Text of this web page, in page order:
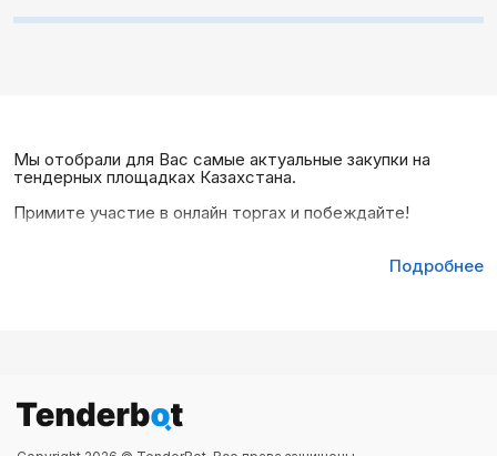
Мы отобрали для Вас самые актуальные закупки на
тендерных площадках Казахстана.
Примите участие в онлайн торгах и побеждайте!
Подробнее